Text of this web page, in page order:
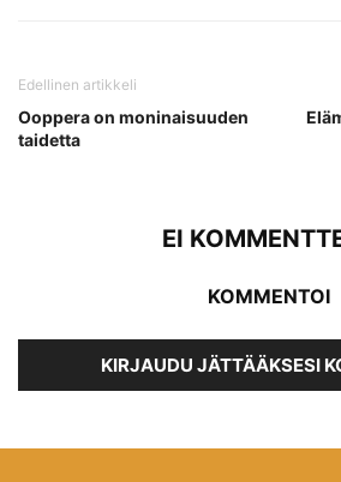
Edellinen artikkeli
Ooppera on moninaisuuden
taidetta
EI
KOMMENTOI
KIRJAUDU JÄTTÄÄKSESI